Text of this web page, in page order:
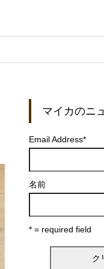
マイカのニ
Email Address*
名前
* = required field